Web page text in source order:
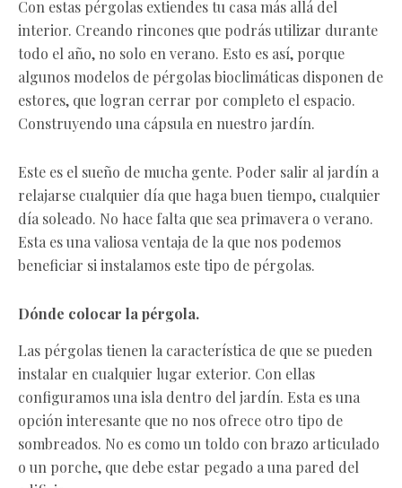
Con estas pérgolas extiendes tu casa más allá del
interior. Creando rincones que podrás utilizar durante
todo el año, no solo en verano. Esto es así, porque
algunos modelos de pérgolas bioclimáticas disponen de
estores, que logran cerrar por completo el espacio.
Construyendo una cápsula en nuestro jardín.
Este es el sueño de mucha gente. Poder salir al jardín a
relajarse cualquier día que haga buen tiempo, cualquier
día soleado. No hace falta que sea primavera o verano.
Esta es una valiosa ventaja de la que nos podemos
beneficiar si instalamos este tipo de pérgolas.
Dónde colocar la pérgola.
Las pérgolas tienen la característica de que se pueden
instalar en cualquier lugar exterior. Con ellas
configuramos una isla dentro del jardín. Esta es una
opción interesante que no nos ofrece otro tipo de
sombreados. No es como un toldo con brazo articulado
o un porche, que debe estar pegado a una pared del